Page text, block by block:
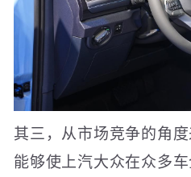
其三，从市场竞争的角
能够使上汽大众在众多